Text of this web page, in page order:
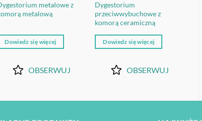
metalowe z
metalową
Dowiedz się więcej
OBSERWUJ
Dygestorium
przeciwwybuchowe z
komorą ceramiczną
Dowiedz się więcej
OBSERWUJ